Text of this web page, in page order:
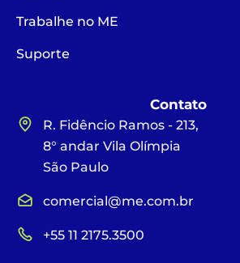
Trabalhe no ME
Suporte
Contato
R. Fidêncio Ramos - 213,
8° andar Vila Olímpia
São Paulo
comercial@me.com.br
+55 11 2175.3500